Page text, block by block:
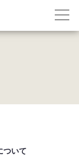
ついて